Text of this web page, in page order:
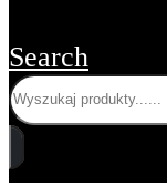
Search